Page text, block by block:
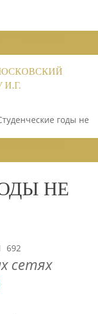
годы не
НЕ
692
сетях